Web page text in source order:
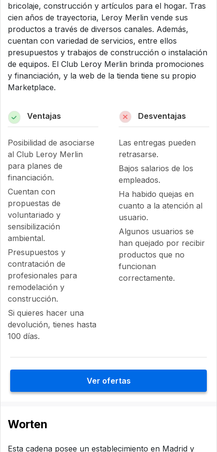
bricolaje, construcción y artículos para el hogar. Tras
cien años de trayectoria, Leroy Merlin vende sus
productos a través de diversos canales. Además,
cuentan con variedad de servicios, entre ellos
presupuestos y trabajos de construcción o instalación
de equipos. El Club Leroy Merlin brinda promociones
y financiación, y la web de la tienda tiene su propio
Marketplace.
Ventajas
Posibilidad de asociarse
al Club Leroy Merlin
para planes de
financiación.
Cuentan con
propuestas de
voluntariado y
sensibilización
ambiental.
Presupuestos y
contratación de
profesionales para
remodelación y
construcción.
Si quieres hacer una
devolución, tienes hasta
100 días.
Desventajas
Las entregas pueden
retrasarse.
Bajos salarios de los
empleados.
Ha habido quejas en
cuanto a la atención al
usuario.
Algunos usuarios se
han quejado por recibir
productos que no
funcionan
correctamente.
Ver ofertas
Worten
Esta cadena posee un establecimiento en Madrid y